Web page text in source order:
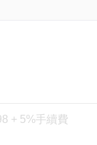
+ 5%手續費